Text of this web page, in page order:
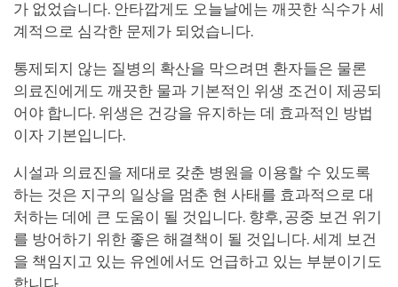
가 없었습니다. 안타깝게도 오늘날에는 깨끗한 식수가 세
계적으로 심각한 문제가 되었습니다.
통제되지 않는 질병의 확산을 막으려면 환자들은 물론
의료진에게도 깨끗한 물과 기본적인 위생 조건이 제공되
어야 합니다. 위생은 건강을 유지하는 데 효과적인 방법
이자 기본입니다.
시설과 의료진을 제대로 갖춘 병원을 이용할 수 있도록
하는 것은 지구의 일상을 멈춘 현 사태를 효과적으로 대
처하는 데에 큰 도움이 될 것입니다. 향후, 공중 보건 위기
를 방어하기 위한 좋은 해결책이 될 것입니다. 세계 보건
을 책임지고 있는 유엔에서도 언급하고 있는 부분이기도